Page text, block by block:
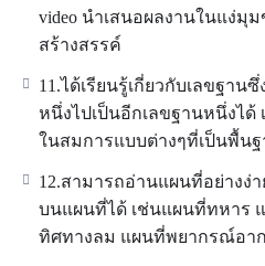
video นำเสนอผลงานในแง่มุ
สร้างสรรค์
11.ได้เรียนรู้เกี่ยวกับเลขฐาน
หนึ่งไปเป็นอีกเลขฐานหนึ่งได้
ในสมการแบบต่างๆที่เป็นพื้
12.สามารถอ่านแผนที่อย่าง
บนแผนที่ได้ เช่นแผนที่ทหาร
ทิศทางลม แผนที่พยากรณ์อา